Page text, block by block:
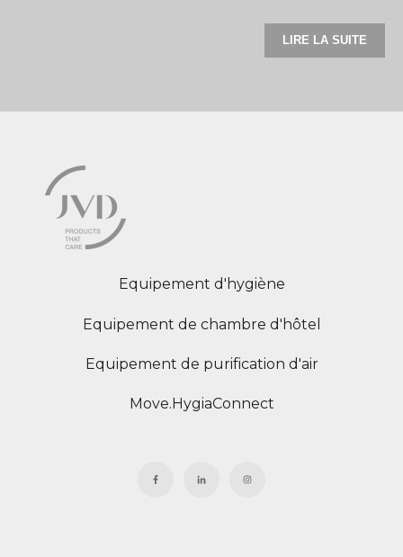
LIRE LA SUITE
Equipement d'hygiène
Equipement de chambre d'hôtel
Equipement de purification d'air
Move.HygiaConnect